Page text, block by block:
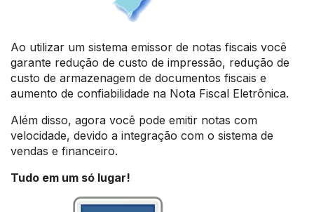
Ao utilizar um sistema emissor de notas fiscais você
garante redução de custo de impressão, redução de
custo de armazenagem de documentos fiscais e
aumento de confiabilidade na Nota Fiscal Eletrônica.
Além disso, agora você pode emitir notas com
velocidade, devido a integração com o sistema de
vendas e financeiro.
Tudo em um só lugar!